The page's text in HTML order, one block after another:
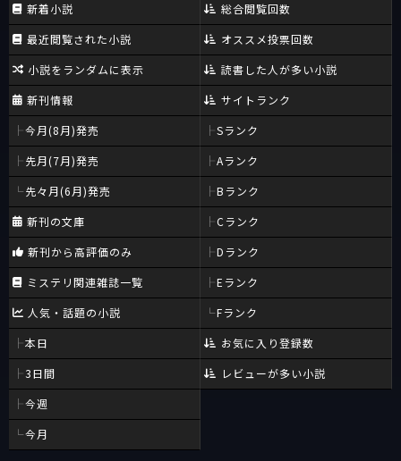
新着小説
最近閲覧された小説
小説をランダムに表示
新刊情報
今月(8月)発売
先月(7月)発売
先々月(6月)発売
新刊の文庫
新刊から高評価のみ
ミステリ関連雑誌一覧
人気・話題の小説
本日
3日間
今週
今月
総合閲覧回数
オススメ投票回数
読書した人が多い小説
サイトランク
Sランク
Aランク
Bランク
Cランク
Dランク
Eランク
Fランク
お気に入り登録数
レビューが多い小説